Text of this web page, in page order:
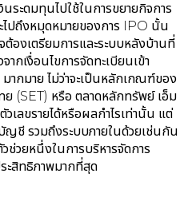
ระดมทุนไปใช้ในการขยายกิจการ
ไปถึงหมุดหมายของการ IPO นั้น
องเตรียมการและระบบหลังบ้านที่
กเงื่อนไขการจัดทะเบียนเข้า
กมาย ไม่ว่าจะเป็นหลักเกณฑ์ของ
(SET) หรือ ตลาดหลักทรัพย์ เอ็ม
เลขรายได้หรือผลกำไรเท่านั้น แต่
ญชี รวมถึงระบบภายในด้วยเช่นกัน
วยหนึ่งในการบริหารจัดการ
ะสิทธิภาพมากที่สุด